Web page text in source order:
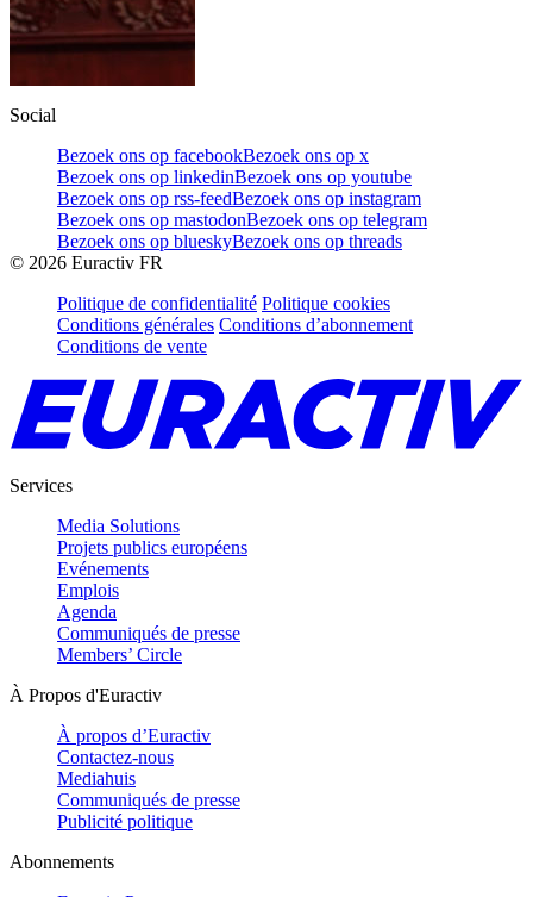
Social
Bezoek ons op facebookBezoek ons op x
Bezoek ons op linkedinBezoek ons op youtube
Bezoek ons op rss-feedBezoek ons op instagram
Bezoek ons op mastodonBezoek ons op telegram
Bezoek ons op blueskyBezoek ons op threads
© 2026 Euractiv FR
Politique de confidentialité Politique cookies
Conditions générales Conditions d’abonnement
Conditions de vente
Services
Media Solutions
Projets publics européens
Evénements
Emplois
Agenda
Communiqués de presse
Members’ Circle
À Propos d'Euractiv
À propos d’Euractiv
Contactez-nous
Mediahuis
Communiqués de presse
Publicité politique
Abonnements